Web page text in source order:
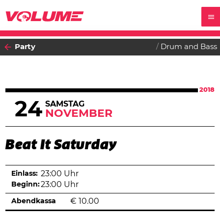
Party Drum and Bass
2018
24 SAMSTAG
NOVEMBER
Beat It Saturday
Einlass: 23:00 Uhr
Beginn:23:00 Uhr
Abendkassa € 10.00